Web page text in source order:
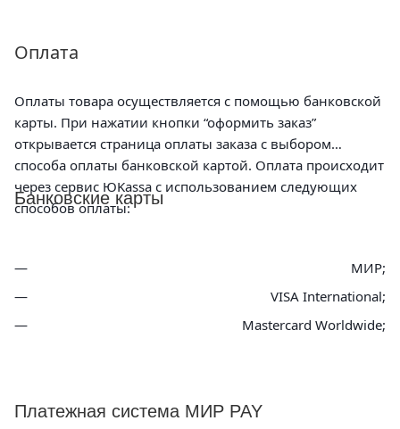
Оплата
Оплаты товара осуществляется с помощью банковской
карты. При нажатии кнопки “оформить заказ”
открывается страница оплаты заказа с выбором
способа оплаты банковской картой. Оплата происходит
через сервис ЮKassa с использованием следующих
способов оплаты:
Банковские карты
МИР;
VISA International;
Mastercard Worldwide;
Платежная система МИР PAY